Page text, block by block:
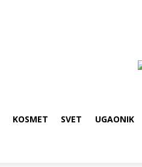
KOSMET SVET UGAONIK